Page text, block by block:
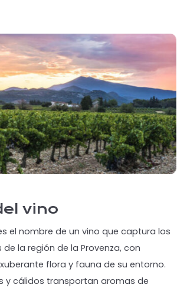
vino
es el nombre de un vino que captura los
la región de la Provenza, con
flora y fauna de su entorno.
y cálidos transportan aromas de